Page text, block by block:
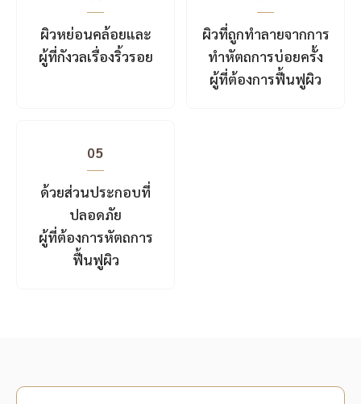
ผิวหย่อนคล้อยและ
ผู้ที่กังวลเรื่องริ้วรอย
ผิวที่ถูกทำลายจากการ
ทำหัตถการบ่อยครั้ง
ผู้ที่ต้องการฟื้นฟูผิว
05
ด้วยส่วนประกอบที่
ปลอดภัย
ผู้ที่ต้องการหัตถการ
ฟื้นฟูผิว